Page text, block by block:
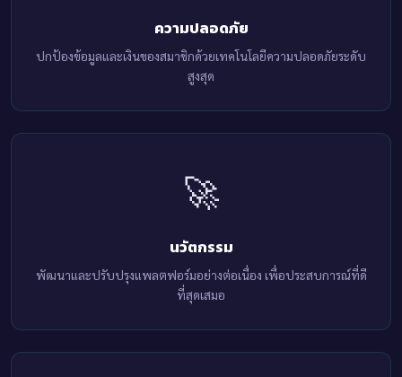
ความปลอดภัย
ปกป้องข้อมูลและเงินของสมาชิกด้วยเทคโนโลยีความปลอดภัยระดับ
สูงสุด
🚀
นวัตกรรม
พัฒนาและปรับปรุงแพลตฟอร์มอย่างต่อเนื่อง เพื่อประสบการณ์ที่ดี
ที่สุดเสมอ